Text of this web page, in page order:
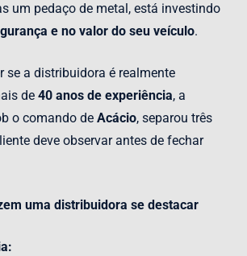
um pedaço de metal, está investindo
e no valor do seu veículo.
se a distribuidora é realmente
de 40 anos de experiência, a
o comando de Acácio, separou três
deve observar antes de fechar
uma distribuidora se destacar